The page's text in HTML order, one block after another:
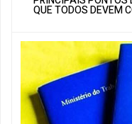
QUE TODOS DEVEM